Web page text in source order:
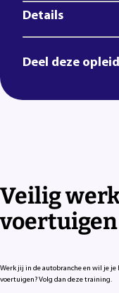
Veilig
voertuigen
Werk jij in de autobranche en wil je
voertuigen? Volg dan deze training.
Details
Deel deze